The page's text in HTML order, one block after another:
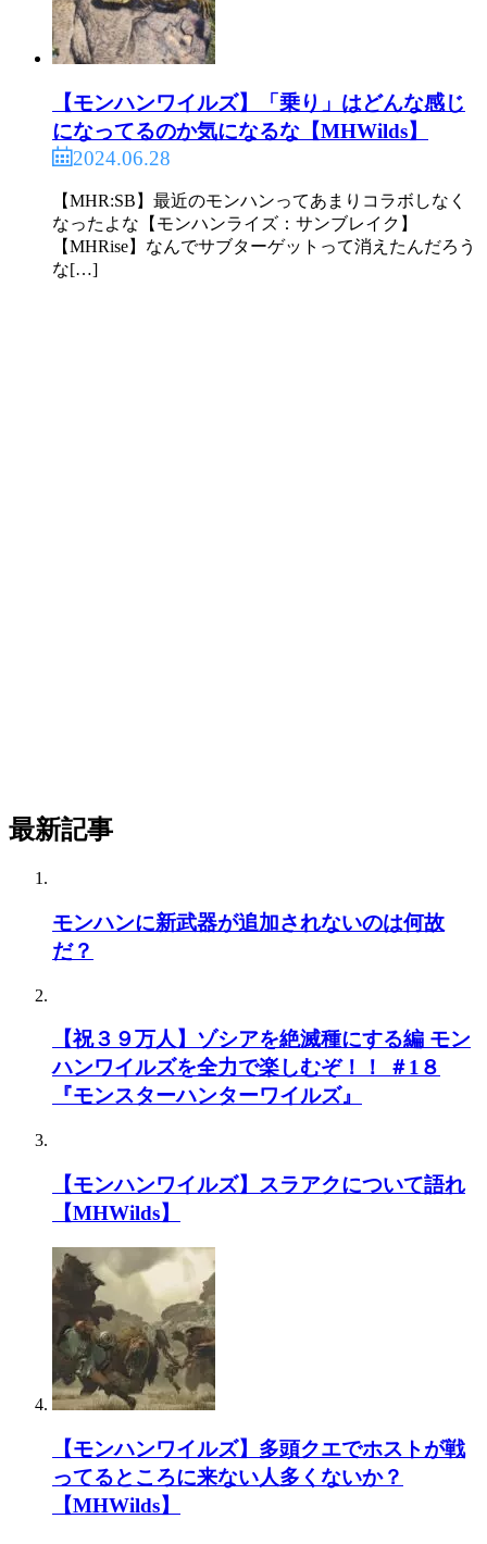
【モンハンワイルズ】「乗り」はどんな感じ
になってるのか気になるな【MHWilds】
2024.06.28
【MHR:SB】最近のモンハンってあまりコラボしなく
なったよな【モンハンライズ：サンブレイク】
【MHRise】なんでサブターゲットって消えたんだろう
な[…]
最新記事
モンハンに新武器が追加されないのは何故
だ？
【祝３９万人】ゾシアを絶滅種にする編 モン
ハンワイルズを全力で楽しむぞ！！ ＃1８
『モンスターハンターワイルズ』
【モンハンワイルズ】スラアクについて語れ
【MHWilds】
【モンハンワイルズ】多頭クエでホストが戦
ってるところに来ない人多くないか？
【MHWilds】